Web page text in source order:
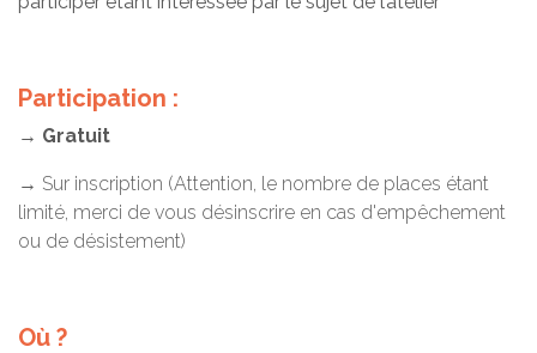
Participation :
→ Gratuit
→ Sur inscription (Attention, le nombre de places étant
limité, merci de vous désinscrire en cas d'empêchement
ou de désistement)
Où ?